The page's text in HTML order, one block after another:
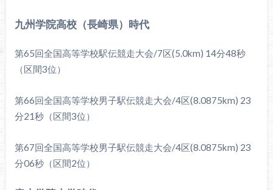
九州学院高校（長崎県）時代
第65回全国高等学校駅伝競走大会/7区(5.0km) 14分48秒
（区間3位）
第66回全国高等学校男子駅伝競走大会/4区(8.0875km) 23
分21秒（区間3位）
第67回全国高等学校男子駅伝競走大会/4区(8.0875km) 23
分06秒（区間2位）